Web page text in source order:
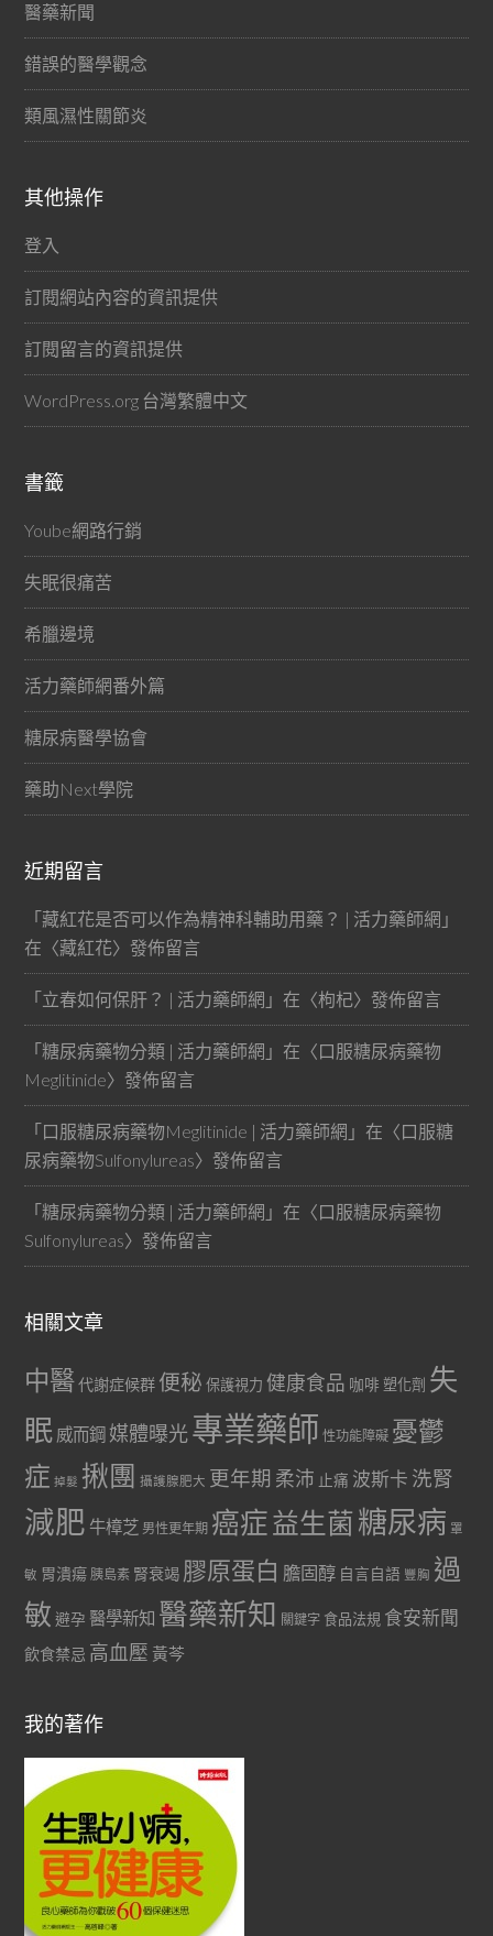
醫藥新聞
錯誤的醫學觀念
類風濕性關節炎
其他操作
登入
訂閱網站內容的資訊提供
訂閱留言的資訊提供
WordPress.org 台灣繁體中文
書籤
Yoube網路行銷
失眠很痛苦
希臘邊境
活力藥師網番外篇
糖尿病醫學協會
藥助Next學院
近期留言
「藏紅花是否可以作為精神科輔助用藥？ | 活力藥師網 」
在〈藏紅花〉發佈留言
「立春如何保肝？ | 活力藥師網 」在〈枸杞〉發佈留言
「糖尿病藥物分類 | 活力藥師網 」在〈口服糖尿病藥物
Meglitinide〉發佈留言
「口服糖尿病藥物Meglitinide | 活力藥師網 」在〈口服糖
尿病藥物Sulfonylureas〉發佈留言
「糖尿病藥物分類 | 活力藥師網 」在〈口服糖尿病藥物
Sulfonylureas〉發佈留言
相關文章
中醫代謝症候群 便秘 保護視力 健康食品 咖啡 塑化劑 失
眠 威而鋼 媒體曝光專業藥師 性功能障礙 憂鬱
症 掉髮 揪團 攝護腺肥大 更年期 柔沛 止痛 波斯卡 洗腎
減肥 牛樟芝 男性更年期 癌症益生菌 糖尿病 罩
敏 胃潰瘍 胰島素 腎衰竭 膠原蛋白 膽固醇 自言自語 豐胸 過
敏 避孕 醫學新知 醫藥新知 關鍵字 食品法規 食安新聞
飲食禁忌 高血壓 黃芩
我的著作